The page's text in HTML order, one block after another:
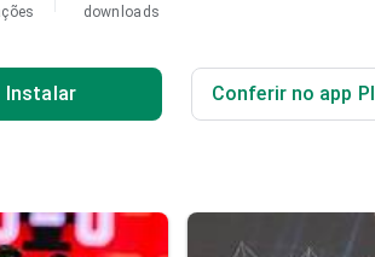
downloads
Instalar Conferir no app